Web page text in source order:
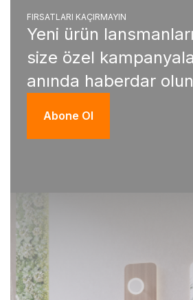
FIRSATLARI KAÇIRMAYIN
Yeni ürün
size özel
anında haberdar
Abone Ol